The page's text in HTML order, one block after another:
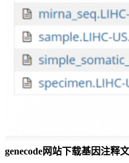
genecode网站下载基因注释